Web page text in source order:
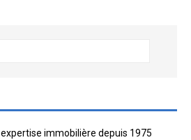
immobilière depuis 1975